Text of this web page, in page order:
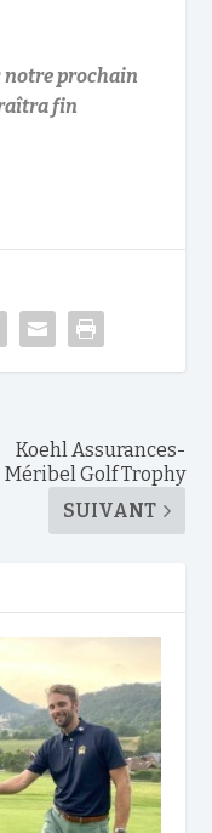
notre prochain
fin
Koehl Assurances-
Méribel Golf Trophy
SUIVANT